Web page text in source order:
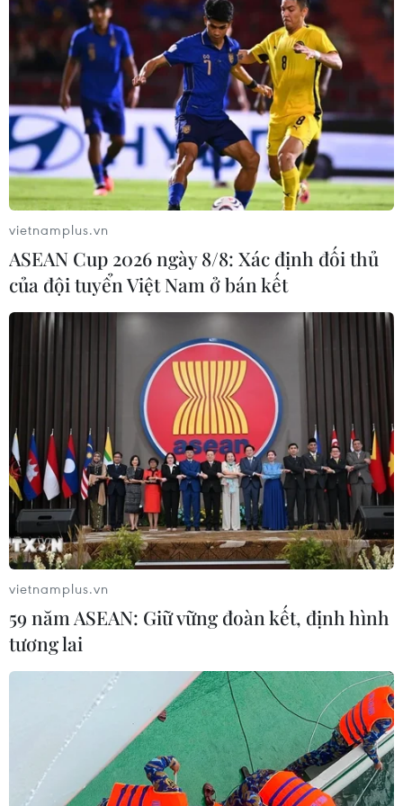
TIN LIÊN QUAN
Xem xét điều chỉnh kế hoạch vốn với
những dự án chậm giải ngân
16/12/2019 01:54
Đây là một trong những giải pháp của Bộ Tài chính
nhằm hiện thực hóa Nghị quyết 94/NQ-CP/2019 của
Chính phủ về những nhiệm vụ, giải pháp đẩy nhanh
giải ngân kế hoạch vốn đầu tư công năm 2019.
vietnamplus.vn
ASEAN Cup 2026 ngày 8/8: Xác định đối thủ
của đội tuyển Việt Nam ở bán kết
vietnamplus.vn
59 năm ASEAN: Giữ vững đoàn kết, định hình
tương lai